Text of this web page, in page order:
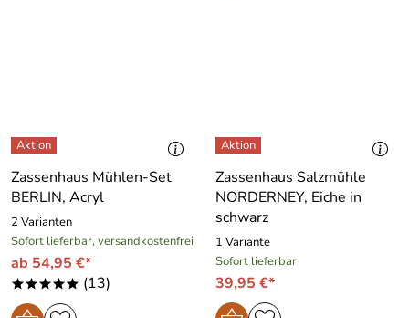
Zassenhaus Mühlen-Set
BERLIN, Acryl
2 Varianten
Sofort lieferbar, versandkostenfrei
ab 54,95 €*
***** (13)
Zassenhaus Salzmühle
NORDERNEY, Eiche in
schwarz
1 Variante
Sofort lieferbar
39,95 €*